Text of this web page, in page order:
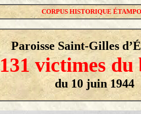
CORPUS HISTORIQUE
Paroisse Saint-Gilles
victimes
du 10 juin 1944